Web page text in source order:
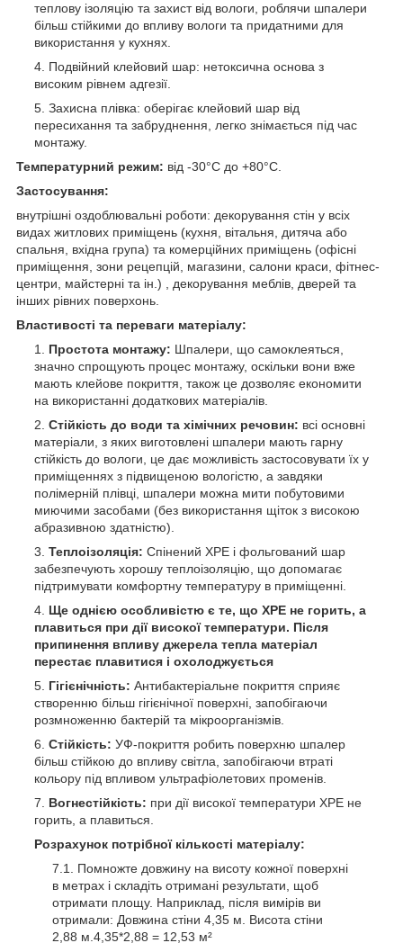
теплову ізоляцію та захист від вологи, роблячи шпалери
більш стійкими до впливу вологи та придатними для
використання у кухнях.
Подвійний клейовий шар: нетоксична основа з
високим рівнем адгезії.
Захисна плівка: оберігає клейовий шар від
пересихання та забруднення, легко знімається під час
монтажу.
Температурний режим: від -30°C до +80°C.
Застосування:
внутрішні оздоблювальні роботи: декорування стін у всіх
видах житлових приміщень (кухня, вітальня, дитяча або
спальня, вхідна група) та комерційних приміщень (офісні
приміщення, зони рецепцій, магазини, салони краси, фітнес-
центри, майстерні та ін.) , декорування меблів, дверей та
інших рівних поверхонь.
Властивості та переваги матеріалу:
Простота монтажу: Шпалери, що самоклеяться,
значно спрощують процес монтажу, оскільки вони вже
мають клейове покриття, також це дозволяє економити
на використанні додаткових матеріалів.
Стійкість до води та хімічних речовин: всі основні
матеріали, з яких виготовлені шпалери мають гарну
стійкість до вологи, це дає можливість застосовувати їх у
приміщеннях з підвищеною вологістю, а завдяки
полімерній плівці, шпалери можна мити побутовими
миючими засобами (без використання щіток з високою
абразивною здатністю).
Теплоізоляція: Спінений ХРЕ і фольгований шар
забезпечують хорошу теплоізоляцію, що допомагає
підтримувати комфортну температуру в приміщенні.
Ще однією особливістю є те, що ХРЕ не горить, а
плавиться при дії високої температури. Після
припинення впливу джерела тепла матеріал
перестає плавитися і охолоджується
Гігієнічність: Антибактеріальне покриття сприяє
створенню більш гігієнічної поверхні, запобігаючи
розмноженню бактерій та мікроорганізмів.
Стійкість: УФ-покриття робить поверхню шпалер
більш стійкою до впливу світла, запобігаючи втраті
кольору під впливом ультрафіолетових променів.
Вогнестійкість: при дії високої температури ХРЕ не
горить, а плавиться.
Розрахунок потрібної кількості матеріалу:
Помножте довжину на висоту кожної поверхні
в метрах і складіть отримані результати, щоб
отримати площу. Наприклад, після вимірів ви
отримали: Довжина стіни 4,35 м. Висота стіни
2,88 м.4,35*2,88 = 12,53 м²